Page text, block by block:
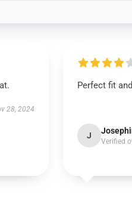
28, 2024
Perfect fit
J
Verified